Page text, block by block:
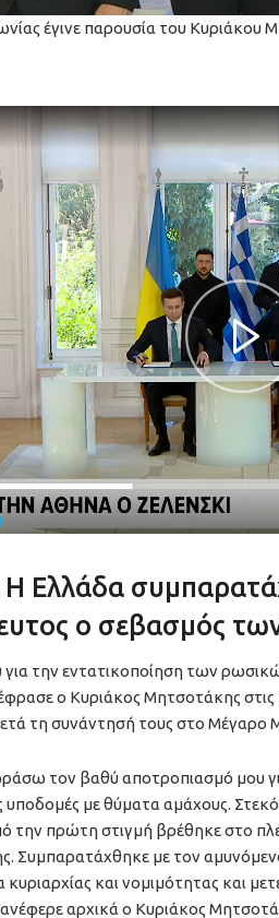
έγινε παρουσία του Κυριάκου
Ελλάδα
ο σεβασμός
την εντατικοποίηση των
ο Κυριάκος Μητσοτάκης
τη συνάντησή τους στο Μέγαρο
τον βαθύ αποτροπιασμό μου
υποδομές με θύματα αμάχους.
την πρώτη στιγμή βρέθηκε στο
Συμπαρατάχθηκε με τον
κυριαρχίας και νομιμότητας και
αρχικά ο Κυριάκος